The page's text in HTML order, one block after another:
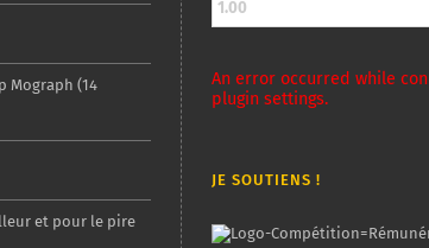
Mograph (14
et pour le pire
An error occurred while
plugin settings.
JE SOUTIENS !